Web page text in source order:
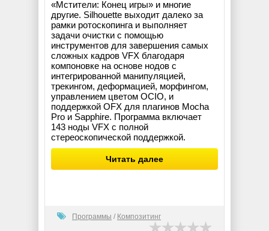
«Мстители: Конец игры» и многие
другие. Silhouette выходит далеко за
рамки ротоскопинга и выполняет
задачи очистки с помощью
инструментов для завершения самых
сложных кадров VFX благодаря
компоновке на основе нодов с
интегрированной манипуляцией,
трекингом, деформацией, морфингом,
управлением цветом OCIO, и
поддержкой OFX для плагинов Mocha
Pro и Sapphire. Программа включает
143 ноды VFX с полной
стереоскопической поддержкой.
Читать далее
Программы / Композитинг